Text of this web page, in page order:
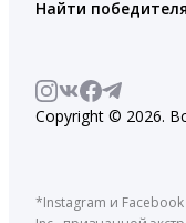
Найти
Copyright © 2026.
*Instagram и